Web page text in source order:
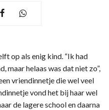
op als enig kind. “Ik had
maar helaas was dat niet zo”,
vriendinnetje die wel veel
vond het bij haar wel
de lagere school en daarna